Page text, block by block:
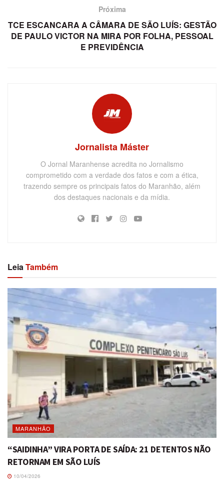
Próxima
TCE ESCANCARA A CÂMARA DE SÃO LUÍS: GESTÃO
DE PAULO VICTOR NA MIRA POR FOLHA, PESSOAL
E PREVIDÊNCIA
Jornalista Máster
O Jornal Maranhense acredita no Jornalismo
comprometido com a verdade dos fatos e com a ética,
trazendo sempre os principais fatos do Maranhão, além
dos destaques nacionais e da mídia.
LeiaTambém
MARANHÃO
“SAIDINHA” VIRA PORTA DE SAÍDA: 21 DETENTOS NÃO
RETORNAM EM SÃO LUÍS
10/04/2026